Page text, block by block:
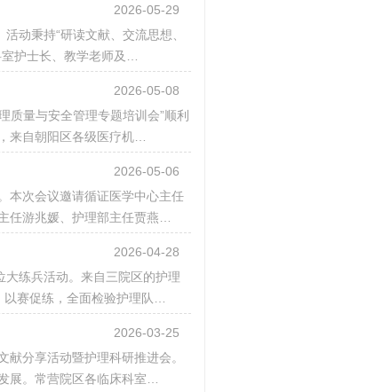
2026-05-29
动秉持“研读文献、交流思想、
护士长、教学老师及…
2026-05-08
质量与安全管理专题培训会”顺利
来自朝阳区各级医疗机…
2026-05-06
本次会议邀请循证医学中心主任
任游兆媛、护理部主任贾燕…
2026-04-28
大练兵活动。来自三院区的护理
赛促练，全面检验护理队…
2026-03-25
分享活动暨护理科研推进会。
展。常营院区各临床科室…